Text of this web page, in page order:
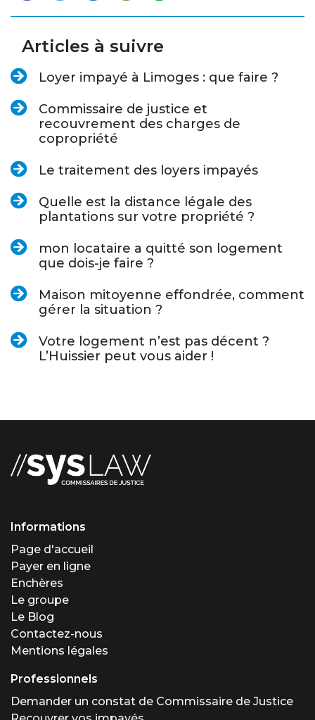
Articles à suivre
Loyer impayé à Limoges : que faire ?
Commissaire de justice et
recouvrement des charges de
copropriété
Le traitement des loyers impayés
Quelle est la distance légale des
plantations sur votre propriété ?
mon locataire a quitté son logement
que dois-je faire ?
Maison mitoyenne effondrée, comment
gérer la situation ?
Votre logement n’est pas décent ?
L’Huissier peut vous aider !
Informations
Page d'accueil
Payer en ligne
Enchères
Le groupe
Le Blog
Contactez-nous
Mentions légales
Professionnels
Demander un constat de Commissaire de Justice